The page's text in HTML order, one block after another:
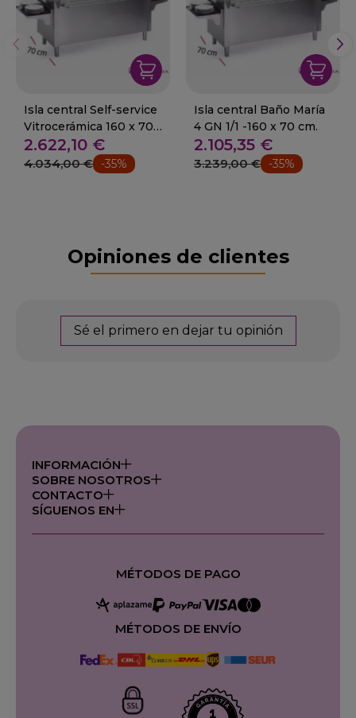
Isla central Self-service
Vitrocerámica 160 x 70
cm.
2.622,10 €
4.034,00 € -35%
Isla central Baño María
4 GN 1/1 -160 x 70 cm.
2.105,35 €
3.239,00 € -35%
Opiniones de clientes
Sé el primero en dejar tu opinión
INFORMACIÓN
SOBRE NOSOTROS
CONTACTO
SÍGUENOS EN
MÉTODOS DE PAGO
MÉTODOS DE ENVÍO